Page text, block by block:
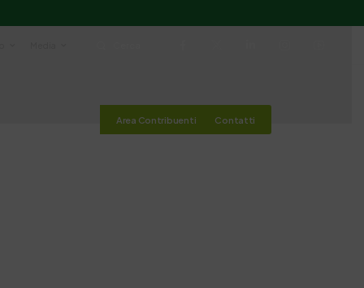
Area Contribuenti Contatti